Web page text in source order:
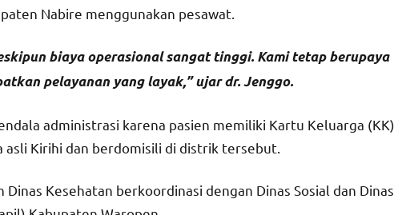
Nabire menggunakan pesawat.
biaya operasional sangat tinggi. Kami tetap berupaya
pelayanan yang layak,” ujar dr. Jenggo.
administrasi karena pasien memiliki Kartu Keluarga (KK)
Kirihi dan berdomisili di distrik tersebut.
Kesehatan berkoordinasi dengan Dinas Sosial dan Dinas